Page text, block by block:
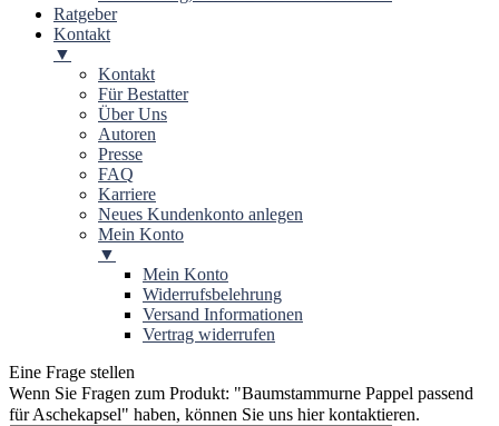
Ratgeber
Kontakt
▼
Kontakt
Für Bestatter
Über Uns
Autoren
Presse
FAQ
Karriere
Neues Kundenkonto anlegen
Mein Konto
▼
Mein Konto
Widerrufsbelehrung
Versand Informationen
Vertrag widerrufen
Eine Frage stellen
Wenn Sie Fragen zum Produkt: "Baumstammurne Pappel passend
für Aschekapsel" haben, können Sie uns hier kontaktieren.